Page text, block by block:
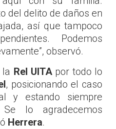
del delito de daños en
así que tampoco
Podemos
observó.
Rel UITA por todo lo
, posicionando el caso
y estando siempre
lo agradecemos
Herrera.